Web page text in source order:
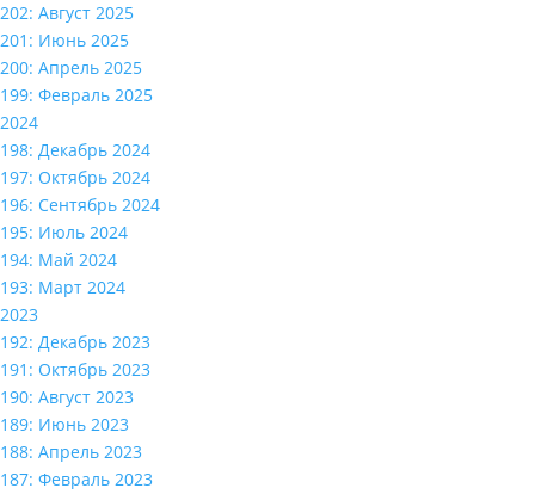
202: Август 2025
201: Июнь 2025
200: Апрель 2025
199: Февраль 2025
2024
198: Декабрь 2024
197: Октябрь 2024
196: Сентябрь 2024
195: Июль 2024
194: Май 2024
193: Март 2024
2023
192: Декабрь 2023
191: Октябрь 2023
190: Август 2023
189: Июнь 2023
188: Апрель 2023
187: Февраль 2023